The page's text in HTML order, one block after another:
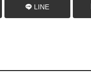
LINE